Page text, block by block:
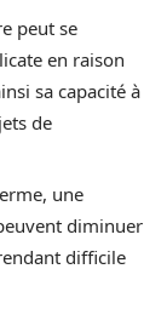
peut se
en raison
sa capacité à
de
une
diminuer
difficile